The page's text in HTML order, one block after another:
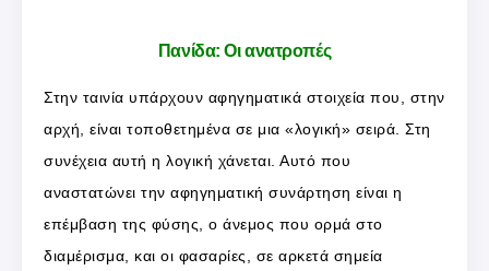
Πανίδα: Οι ανατροπές
Στην ταινία υπάρχουν αφηγηματικά στοιχεία που, στην
αρχή, είναι τοποθετημένα σε μια «λογική» σειρά. Στη
συνέχεια αυτή η λογική χάνεται. Αυτό που
αναστατώνει την αφηγηματική συνάρτηση είναι η
επέμβαση της φύσης, ο άνεμος που ορμά στο
διαμέρισμα, και οι φασαρίες, σε αρκετά σημεία